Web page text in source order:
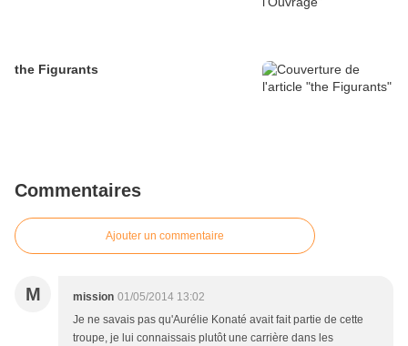
the Figurants
Commentaires
Ajouter un commentaire
M mission 01/05/2014 13:02
Je ne savais pas qu'Aurélie Konaté avait fait partie de cette
troupe, je lui connaissais plutôt une carrière dans les